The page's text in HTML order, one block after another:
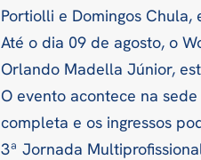
Portiolli e Domingos Chula,
Até o dia 09 de agosto, o
Orlando Madella Júnior,
O evento acontece na
completa e os ingressos
3ª Jornada